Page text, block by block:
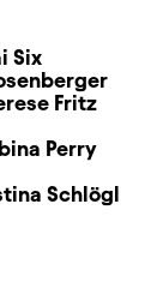
Six
Fritz
Perry
Schlögl